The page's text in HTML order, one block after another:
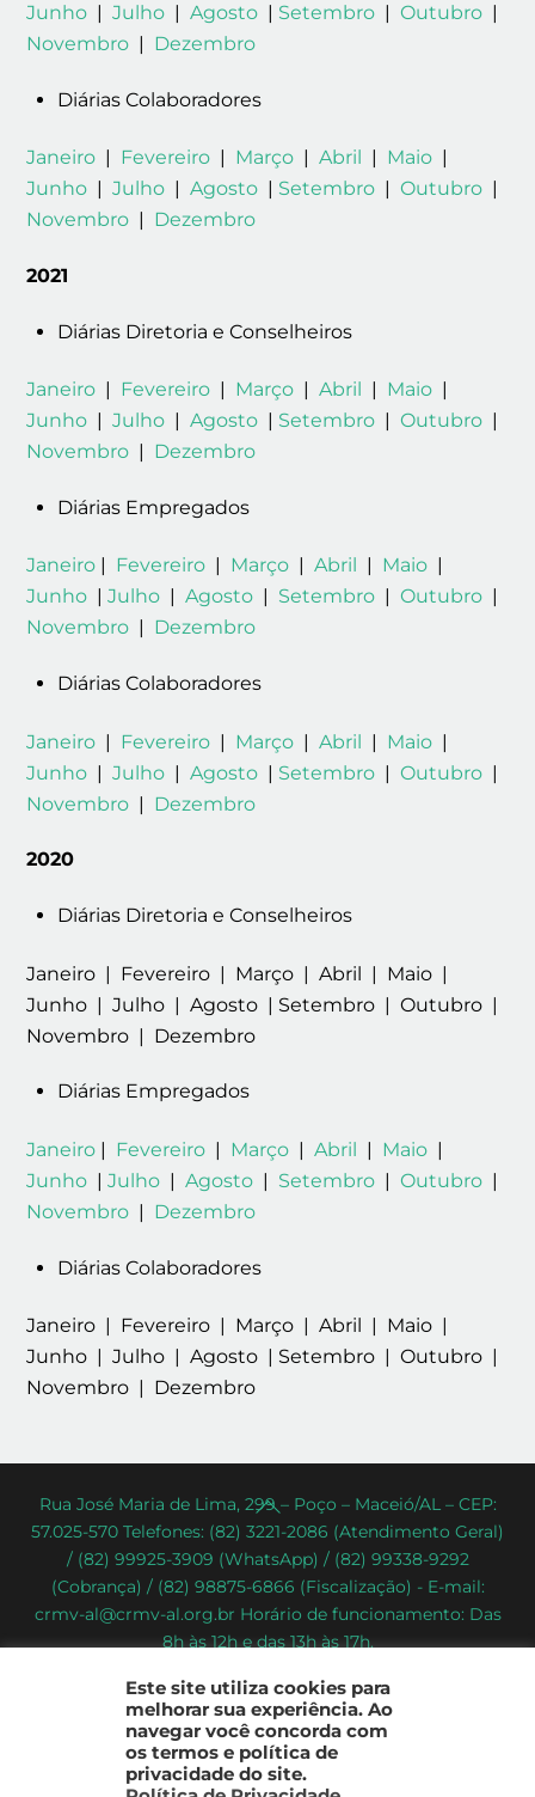
Junho |Julho |Agosto | Setembro |Outubro |
Novembro | Dezembro
Diárias Colaboradores
Janeiro | Fevereiro | Março |Abril | Maio |
Junho |Julho |Agosto | Setembro |Outubro |
Novembro | Dezembro
2021
Diárias Diretoria e Conselheiros
Janeiro | Fevereiro | Março |Abril | Maio |
Junho |Julho |Agosto | Setembro |Outubro |
Novembro | Dezembro
Diárias Empregados
Janeiro | Fevereiro | Março |Abril | Maio |
Junho |Julho |Agosto | Setembro |Outubro |
Novembro | Dezembro
Diárias Colaboradores
Janeiro | Fevereiro | Março |Abril | Maio |
Junho |Julho |Agosto | Setembro |Outubro |
Novembro | Dezembro
2020
Diárias Diretoria e Conselheiros
Janeiro | Fevereiro | Março | Abril | Maio |
Junho | Julho | Agosto | Setembro | Outubro |
Novembro | Dezembro
Diárias Empregados
Janeiro | Fevereiro | Março |Abril | Maio |
Junho |Julho |Agosto | Setembro |Outubro |
Novembro | Dezembro
Diárias Colaboradores
Janeiro | Fevereiro | Março | Abril | Maio |
Junho | Julho | Agosto | Setembro | Outubro |
Novembro | Dezembro
Back
To
Top
Rua José Maria de Lima, 299 – Poço – Maceió/AL – CEP:
57.025-570 Telefones: (82) 3221-2086 (Atendimento Geral)
/ (82) 99925-3909 (WhatsApp) / (82) 99338-9292
(Cobrança) / (82) 98875-6866 (Fiscalização) - E-mail:
crmv-al@crmv-al.org.br Horário de funcionamento: Das
8h às 12h e das 13h às 17h.
Estado de Alagoas
2022 - © Todos os direitos reservados
Este site utiliza cookies para
melhorar sua experiência. Ao
navegar você concorda com
os termos e política de
privacidade do site.